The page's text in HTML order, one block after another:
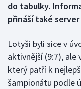
Florbal
Golf
Gymnastika
do tabulky.
přináší také
Lotyši byli sice v
aktivnější (9:7),
který patří k
šampionátu podle